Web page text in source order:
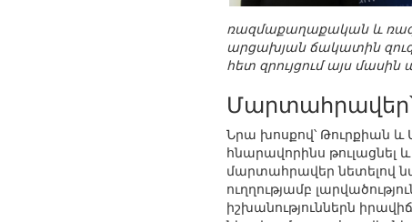
ռազմաքաղաքական և
արցախյան ճակատին
հետ զրույցում այս
Նրա խոսքով՝ Թուրքիան
հնարավորինս
մարտահրավեր նետելով
ուղղությամբ
իշխանություններն